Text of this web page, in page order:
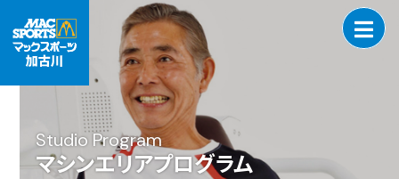
Studio Program
マシンエリアプログラム